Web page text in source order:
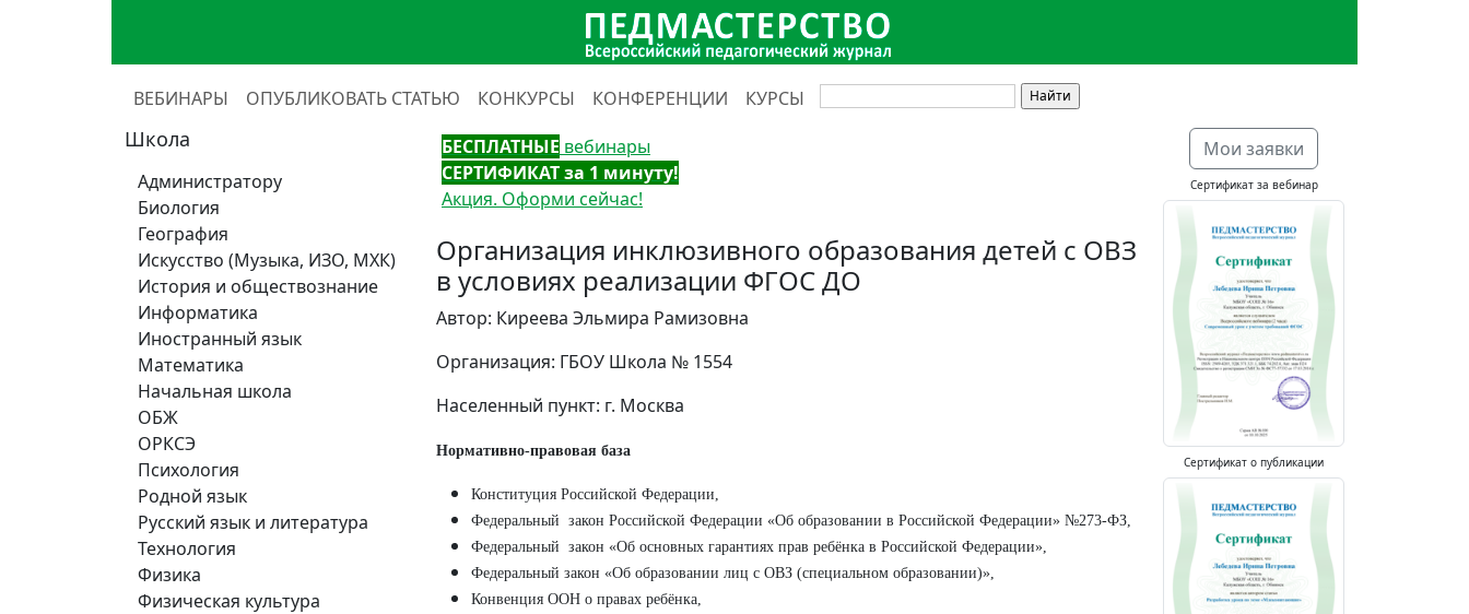
ВЕБИНАРЫ ОПУБЛИКОВАТЬ СТАТЬЮ КОНКУРСЫ КОНФЕРЕНЦИИ КУРСЫ
Школа
Администратору
Биология
География
Искусство (Музыка, ИЗО, МХК)
История и обществознание
Информатика
Иностранный язык
Математика
Начальная школа
ОБЖ
ОРКСЭ
Психология
Родной язык
Русский язык и литература
Технология
Физика
Физическая культура
БЕСПЛАТНЫЕ вебинары
СЕРТИФИКАТ за 1 минуту!
Акция. Оформи сейчас!
Организация инклюзивного образования детей с ОВЗ
в условиях реализации ФГОС ДО
Автор: Киреева Эльмира Рамизовна
Организация: ГБОУ Школа № 1554
Населенный пункт: г. Москва
Нормативно-правовая база
Конституция Российской Федерации,
Федеральный закон Российской Федерации «Об образовании в Российской Федерации» №273-ФЗ,
Федеральный закон «Об основных гарантиях прав ребёнка в Российской Федерации»,
Федеральный закон «Об образовании лиц с ОВЗ (специальном образовании)»,
Конвенция ООН о правах ребёнка,
Мои заявки
Сертификат за вебинар
Сертификат о публикации